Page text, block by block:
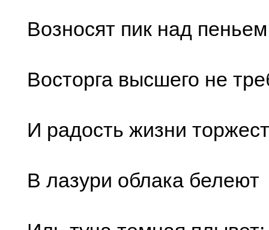
Возносят пик над
Восторга высшего не
И радость жизни
В лазури облака белеют